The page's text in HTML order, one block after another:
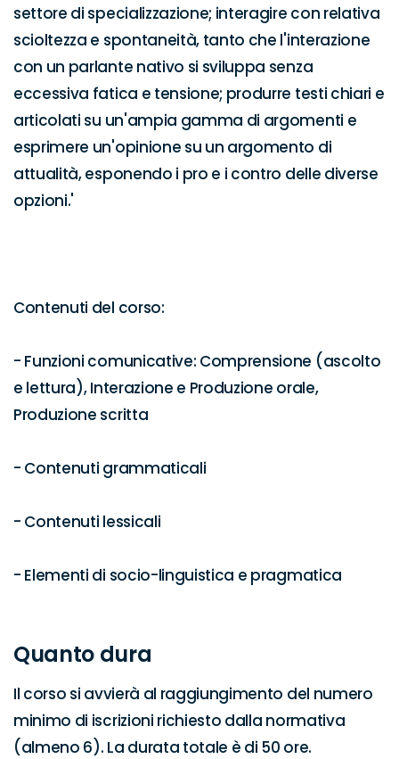
settore di specializzazione; interagire con relativa
scioltezza e spontaneità, tanto che l'interazione
con un parlante nativo si sviluppa senza
eccessiva fatica e tensione; produrre testi chiari e
articolati su un'ampia gamma di argomenti e
esprimere un'opinione su un argomento di
attualità, esponendo i pro e i contro delle diverse
opzioni.'
Contenuti del corso:
- Funzioni comunicative: Comprensione (ascolto
e lettura), Interazione e Produzione orale,
Produzione scritta
- Contenuti grammaticali
- Contenuti lessicali
- Elementi di socio-linguistica e pragmatica
Quanto dura
Il corso si avvierà al raggiungimento del numero
minimo di iscrizioni richiesto dalla normativa
(almeno 6). La durata totale è di 50 ore.